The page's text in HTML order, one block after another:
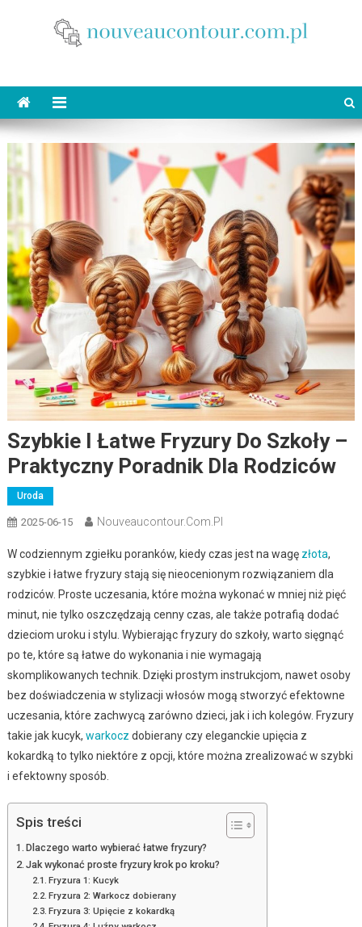
Szybkie I Łatwe Fryzury Do Szkoły –
Praktyczny Poradnik Dla Rodziców
Uroda
2025-06-15 Nouveaucontour.com.pl
W codziennym zgiełku poranków, kiedy czas jest na wagę złota,
szybkie i łatwe fryzury stają się nieocenionym rozwiązaniem dla
rodziców. Proste uczesania, które można wykonać w mniej niż pięć
minut, nie tylko oszczędzają cenny czas, ale także potrafią dodać
dzieciom uroku i stylu. Wybierając fryzury do szkoły, warto sięgnąć
po te, które są łatwe do wykonania i nie wymagają
skomplikowanych technik. Dzięki prostym instrukcjom, nawet osoby
bez doświadczenia w stylizacji włosów mogą stworzyć efektowne
uczesania, które zachwycą zarówno dzieci, jak i ich kolegów. Fryzury
takie jak kucyk, warkocz dobierany czy eleganckie upięcia z
kokardką to tylko niektóre z opcji, które można zrealizować w szybki
i efektowny sposób.
Spis treści
Dlaczego warto wybierać łatwe fryzury?
Jak wykonać proste fryzury krok po kroku?
Fryzura 1: Kucyk
Fryzura 2: Warkocz dobierany
Fryzura 3: Upięcie z kokardką